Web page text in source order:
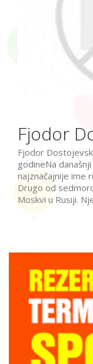
Fjodor
Fjodor
godineNa
najznačajnije ime
Drugo od
Moskvi u Rusiji.